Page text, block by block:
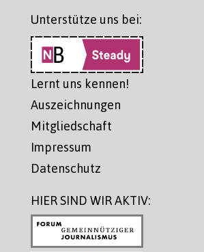
Unterstütze uns bei:
Lernt uns kennen!
Auszeichnungen
Mitgliedschaft
Impressum
Datenschutz
HIER SIND WIR AKTIV: